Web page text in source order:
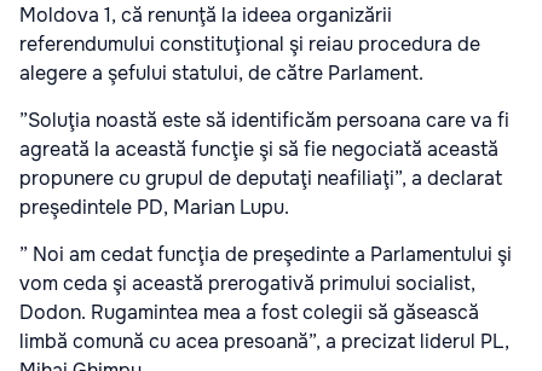
Moldova 1, că renunţă la ideea organizării
referendumului constituţional şi reiau procedura de
alegere a şefului statului, de către Parlament.
”Soluţia noastă este să identificăm persoana care va fi
agreată la această funcţie şi să fie negociată această
propunere cu grupul de deputaţi neafiliaţi”, a declarat
preşedintele PD, Marian Lupu.
” Noi am cedat funcţia de preşedinte a Parlamentului şi
vom ceda şi această prerogativă primului socialist,
Dodon. Rugamintea mea a fost colegii să găsească
limbă comună cu acea presoană”, a precizat liderul PL,